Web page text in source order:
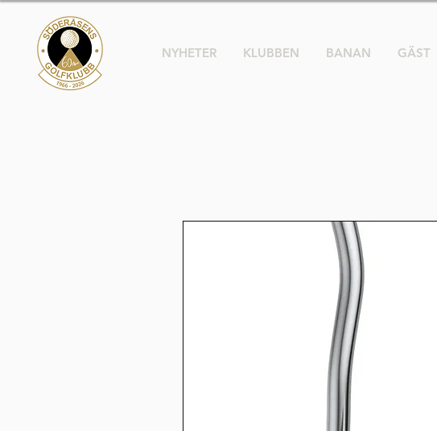
NYHETER KLUBBEN BANAN GÄST